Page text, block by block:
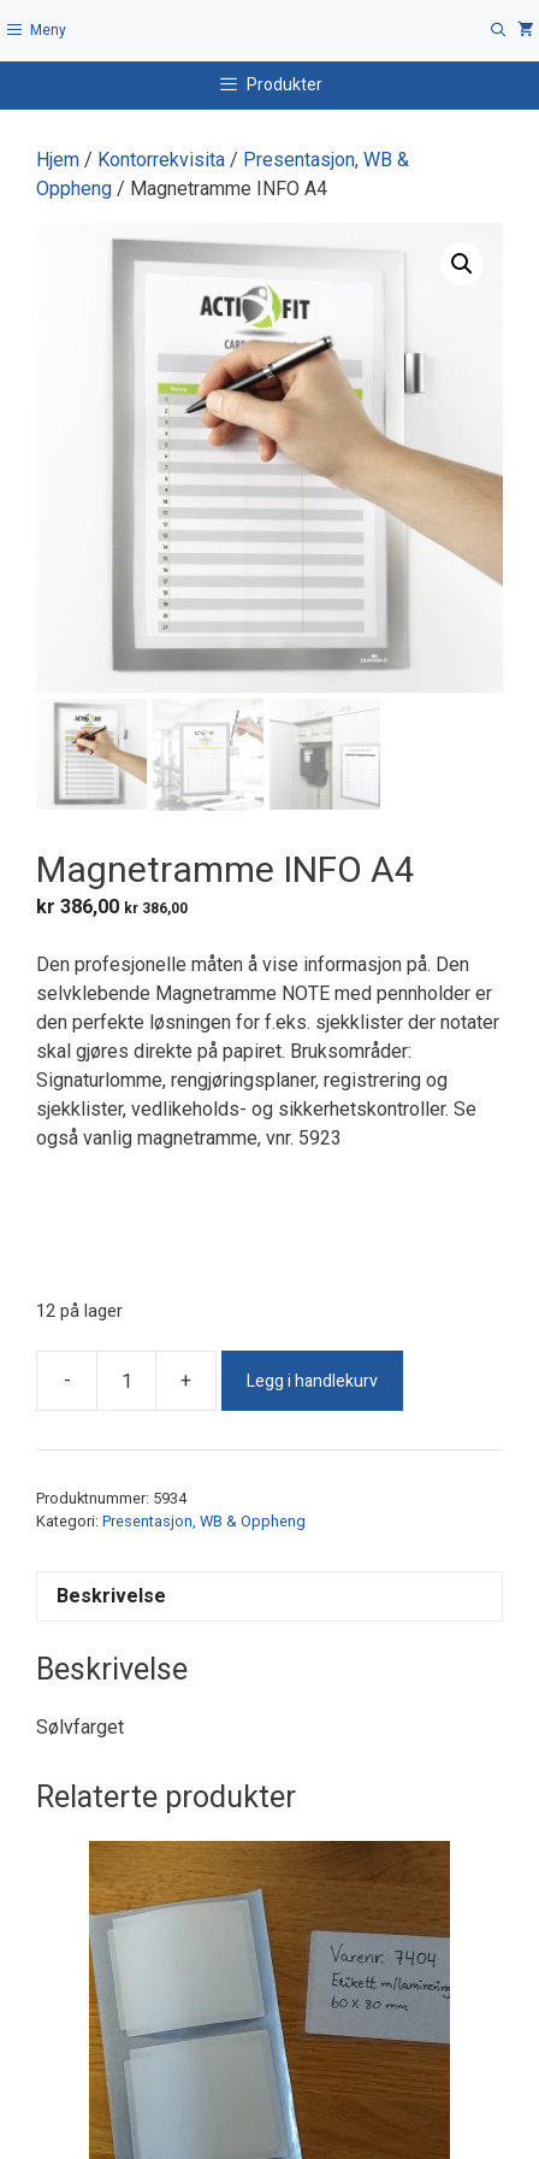
til
Meny
Produkter
Hjem / Kontorrekvisita / Presentasjon, WB &
Oppheng / Magnetramme INFO A4
Magnetramme INFO A4
kr 386,00 kr 386,00
Den profesjonelle måten å vise informasjon på. Den
selvklebende Magnetramme NOTE med pennholder er
den perfekte løsningen for f.eks. sjekklister der notater
skal gjøres direkte på papiret. Bruksområder:
Signaturlomme, rengjøringsplaner, registrering og
sjekklister, vedlikeholds- og sikkerhetskontroller. Se
også vanlig magnetramme, vnr. 5923
12 på lager
-
Magnetramme
A4
+ Legg i handlekurv
Produktnummer: 5934
Kategori: Presentasjon, WB & Oppheng
Beskrivelse
Beskrivelse
Sølvfarget
Relaterte produkter